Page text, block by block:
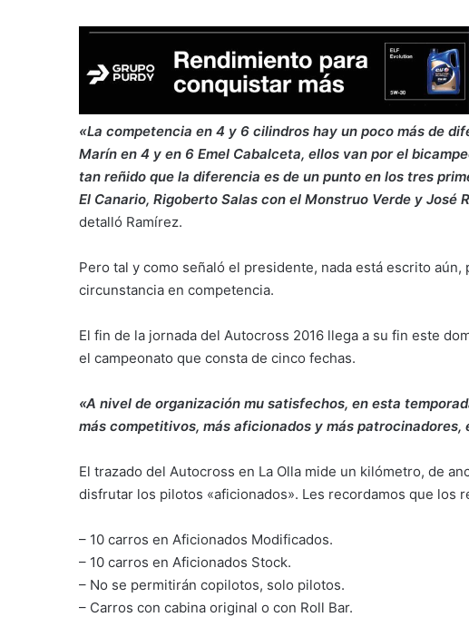
«La competencia en 4 y 6 cilindros hay un poco más de
Marín en 4 y en 6 Emel Cabalceta, ellos van por el
tan reñido que la diferencia es de un punto en los tres
El Canario, Rigoberto Salas con el Monstruo Verde y José
detalló Ramírez.
Pero tal y como señaló el presidente, nada está escrito
circunstancia en competencia.
El fin de la jornada del Autocross 2016 llega a su fin este
el campeonato que consta de cinco fechas.
«A nivel de organización mu satisfechos, en esta
más competitivos, más aficionados y más patrocinadores,
El trazado del Autocross en La Olla mide un kilómetro, de
disfrutar los pilotos «aficionados». Les recordamos que los
– 10 carros en Aficionados Modificados.
– 10 carros en Aficionados Stock.
– No se permitirán copilotos, solo pilotos.
– Carros con cabina original o con Roll Bar.